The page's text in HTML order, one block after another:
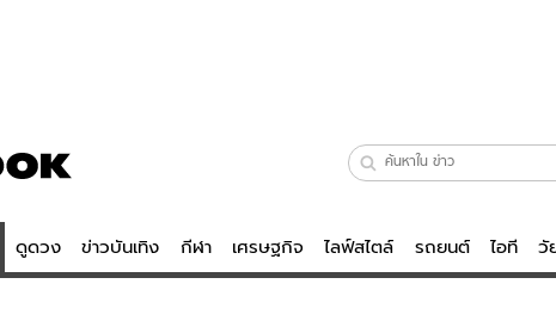
ดูดวง ข่าวบันเทิง กีฬา เศรษฐกิจ ไลฟ์สไตล์ รถยนต์ ไอที วั